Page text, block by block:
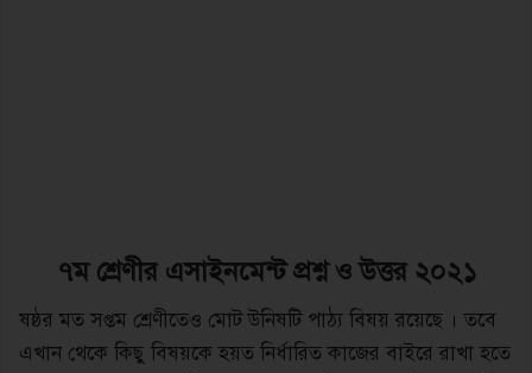
৭ম শ্রেণীর এসাইনমেন্ট প্রশ্ন ও উত্তর ২০২১
ষষ্ঠর মত সপ্তম শ্রেণীতেও মোট উনিষটি পাঠ্য বিষয় রয়েছে । তবে
এখান থেকে কিছু বিষয়কে হয়ত নির্ধারিত কাজের বাইরে রাখা হতে